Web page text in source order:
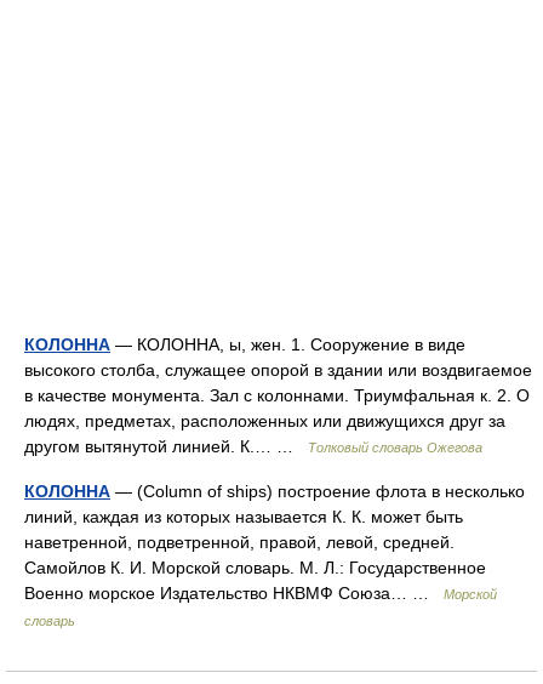
КОЛОННА — КОЛОННА, ы, жен. 1. Сооружение в виде
высокого столба, служащее опорой в здании или воздвигаемое
в качестве монумента. Зал с колоннами. Триумфальная к. 2. О
людях, предметах, расположенных или движущихся друг за
другом вытянутой линией. К.… …
Толковый словарь Ожегова
КОЛОННА — (Column of ships) построение флота в несколько
линий, каждая из которых называется К. К. может быть
наветренной, подветренной, правой, левой, средней.
Самойлов К. И. Морской словарь. М. Л.: Государственное
Военно морское Издательство НКВМФ Союза… …
Морской
словарь